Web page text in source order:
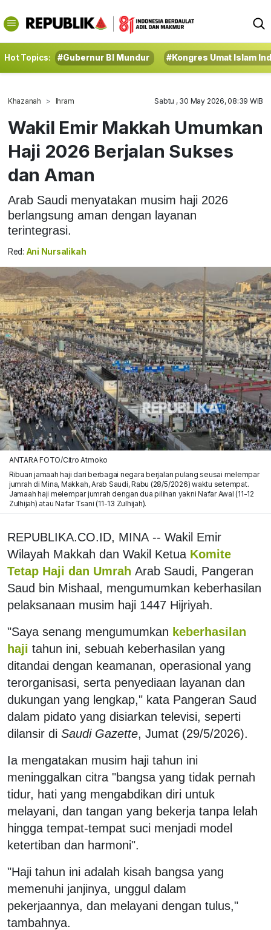
Hot Topics: #Gubernur BI Mundur #Kongres Umat Islam
Khazanah Ihram Sabtu , 30 May 2026, 08:39 WIB
Wakil Emir Makkah Umumkan
Haji 2026 Berjalan Sukses
dan Aman
Arab Saudi menyatakan musim haji 2026
berlangsung aman dengan layanan
terintegrasi.
Red: Ani Nursalikah
ANTARA FOTO/Citro Atmoko
Ribuan jamaah haji dari berbagai negara berjalan pulang seusai melempar
jumrah di Mina, Makkah, Arab Saudi, Rabu (28/5/2026) waktu setempat.
Jamaah haji melempar jumrah dengan dua pilihan yakni Nafar Awal (11-12
Zulhijah) atau Nafar Tsani (11-13 Zulhijah).
REPUBLIKA.CO.ID, MINA -- Wakil Emir
Wilayah Makkah dan Wakil Ketua Komite
Tetap Haji dan Umrah Arab Saudi, Pangeran
Saud bin Mishaal, mengumumkan keberhasilan
pelaksanaan musim haji 1447 Hijriyah.
"Saya senang mengumumkan keberhasilan
haji tahun ini, sebuah keberhasilan yang
ditandai dengan keamanan, operasional yang
terorganisasi, serta penyediaan layanan dan
dukungan yang lengkap," kata Pangeran Saud
dalam pidato yang disiarkan televisi, seperti
dilansir di Saudi Gazette, Jumat (29/5/2026).
Ia mengatakan musim haji tahun ini
meninggalkan citra "bangsa yang tidak pernah
tidur, hati yang mengabdikan diri untuk
melayani, dan tangan yang bekerja tanpa lelah
hingga tempat-tempat suci menjadi model
ketertiban dan harmoni".
"Haji tahun ini adalah kisah bangsa yang
memenuhi janjinya, unggul dalam
pekerjaannya, dan melayani dengan tulus,"
tambahnya.